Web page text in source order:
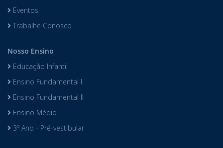
Eventos
Trabalhe Conosco
Nosso Ensino
Educação Infantil
Ensino Fundamental I
Ensino Fundamental II
Ensino Médio
3º Ano - Pré-vestibular